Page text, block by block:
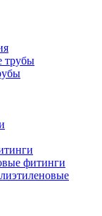
трубы
фитинги